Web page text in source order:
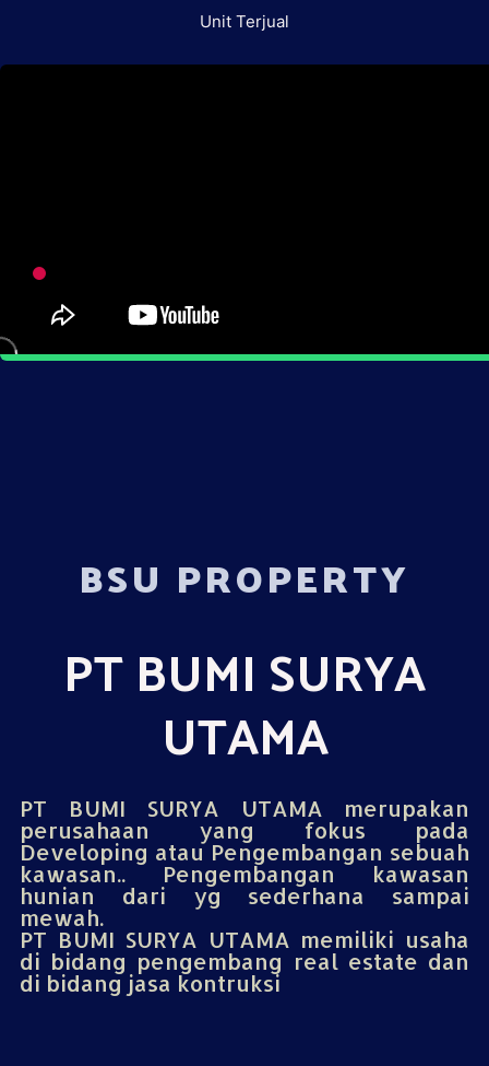
Unit Terjual
BSU PROPERTY
PT BUMI SURYA
UTAMA
PT BUMI SURYA UTAMA merupakan
perusahaan yang fokus pada
Developing atau Pengembangan sebuah
kawasan.. Pengembangan kawasan
hunian dari yg sederhana sampai
mewah.
PT BUMI SURYA UTAMA memiliki usaha
di bidang pengembang real estate dan
di bidang jasa kontruksi